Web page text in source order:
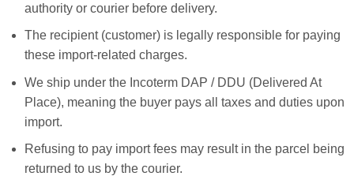
authority or courier before delivery.
The recipient (customer) is legally responsible for paying
these import-related charges.
We ship under the Incoterm DAP / DDU (Delivered At
Place), meaning the buyer pays all taxes and duties upon
import.
Refusing to pay import fees may result in the parcel being
returned to us by the courier.